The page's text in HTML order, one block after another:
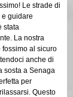
Le strade di
guidare
stata
La nostra
al sicuro
anche di
sosta a Senaga
per
Questo